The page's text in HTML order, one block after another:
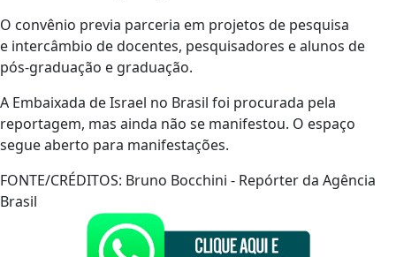
O convênio previa parceria em projetos de pesquisa
e intercâmbio de docentes, pesquisadores e alunos de
pós-graduação e graduação.
A Embaixada de Israel no Brasil foi procurada pela
reportagem, mas ainda não se manifestou. O espaço
segue aberto para manifestações.
FONTE/CRÉDITOS: Bruno Bocchini - Repórter da Agência
Brasil